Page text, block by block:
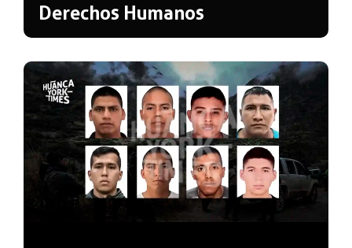
Derechos Humanos